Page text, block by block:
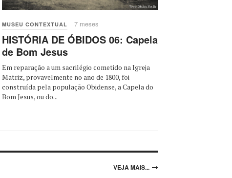
MUSEU CONTEXTUAL 7 meses
HISTÓRIA DE ÓBIDOS 06: Capela
de Bom Jesus
Em reparação a um sacrilégio cometido na Igreja
Matriz, provavelmente no ano de 1800, foi
construída pela população Obidense, a Capela do
Bom Jesus, ou do...
VEJA MAIS...